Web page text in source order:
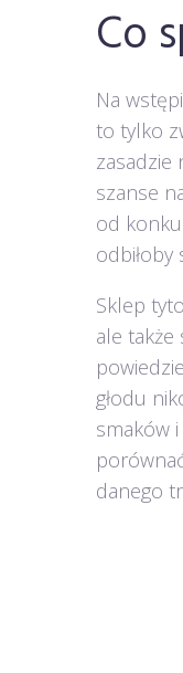
Co
Na
to tylko
zasadzie
szanse
od
odbiłoby
Sklep
ale
głodu
smaków
danego